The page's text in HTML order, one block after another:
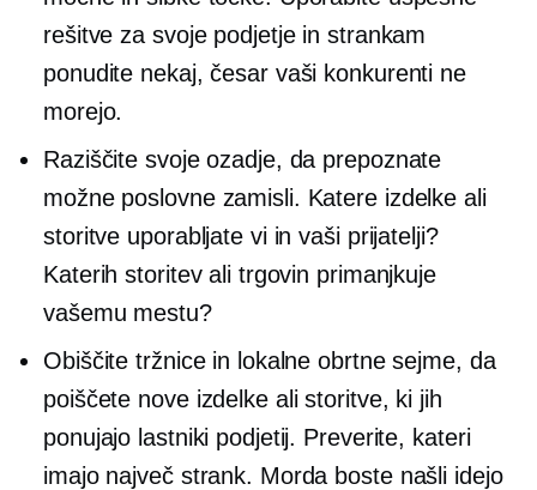
rešitve za svoje podjetje in strankam
ponudite nekaj, česar vaši konkurenti ne
morejo.
Raziščite svoje ozadje, da prepoznate
možne poslovne zamisli. Katere izdelke ali
storitve uporabljate vi in ​​vaši prijatelji?
Katerih storitev ali trgovin primanjkuje
vašemu mestu?
Obiščite tržnice in lokalne obrtne sejme, da
poiščete nove izdelke ali storitve, ki jih
ponujajo lastniki podjetij. Preverite, kateri
imajo največ strank. Morda boste našli idejo